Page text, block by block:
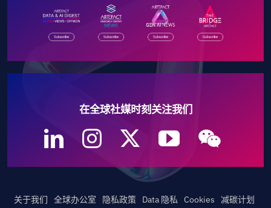
在全球社媒时刻关注我们
关于我们 全球办公室 隐私政策 Data 隐私 Cookies 减碳计划